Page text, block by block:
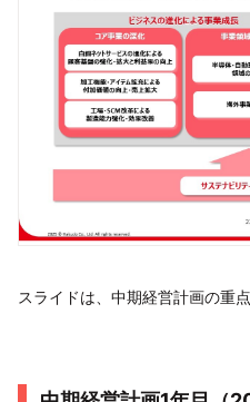
スライドは、中期経営計画の重